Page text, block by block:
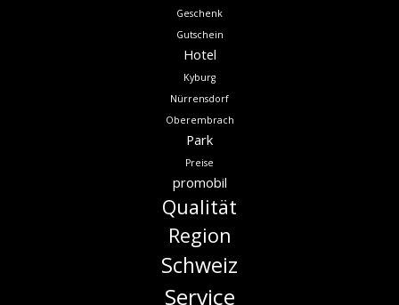
Geschenk
Gutschein
Hotel
Kyburg
Nürrensdorf
Oberembrach
Park
Preise
promobil
Qualität
Region
Schweiz
Service